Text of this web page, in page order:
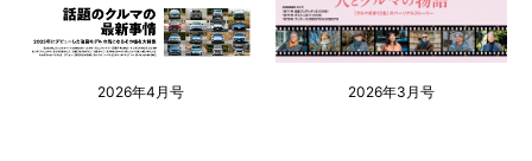
2026年4月号 2026年3月号